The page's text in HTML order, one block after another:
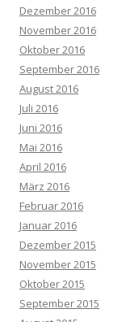
Dezember 2016
November 2016
Oktober 2016
September 2016
August 2016
Juli 2016
Juni 2016
Mai 2016
April 2016
März 2016
Februar 2016
Januar 2016
Dezember 2015
November 2015
Oktober 2015
September 2015